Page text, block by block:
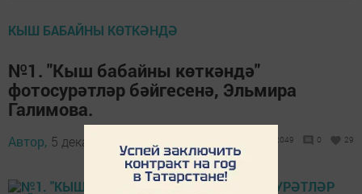
КЫШ БАБАЙНЫ КӨТКӘНДӘ
№1. "Кыш бабайны көткәндә"
фотосурәтләр бәйгесенә, Эльмира
Галимова.
Автор, 5 декабрь 2017 - 09:16 2049 0 29